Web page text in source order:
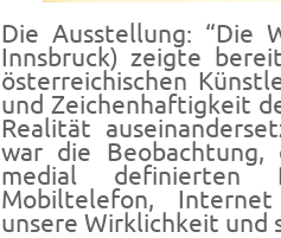
Die Ausstellung: “Die
Innsbruck) zeigte
österreichischen
und Zeichenhaftigkeit
Realität
war die
medial definierten
Mobiltelefon,
unsere Wirklichkeit und